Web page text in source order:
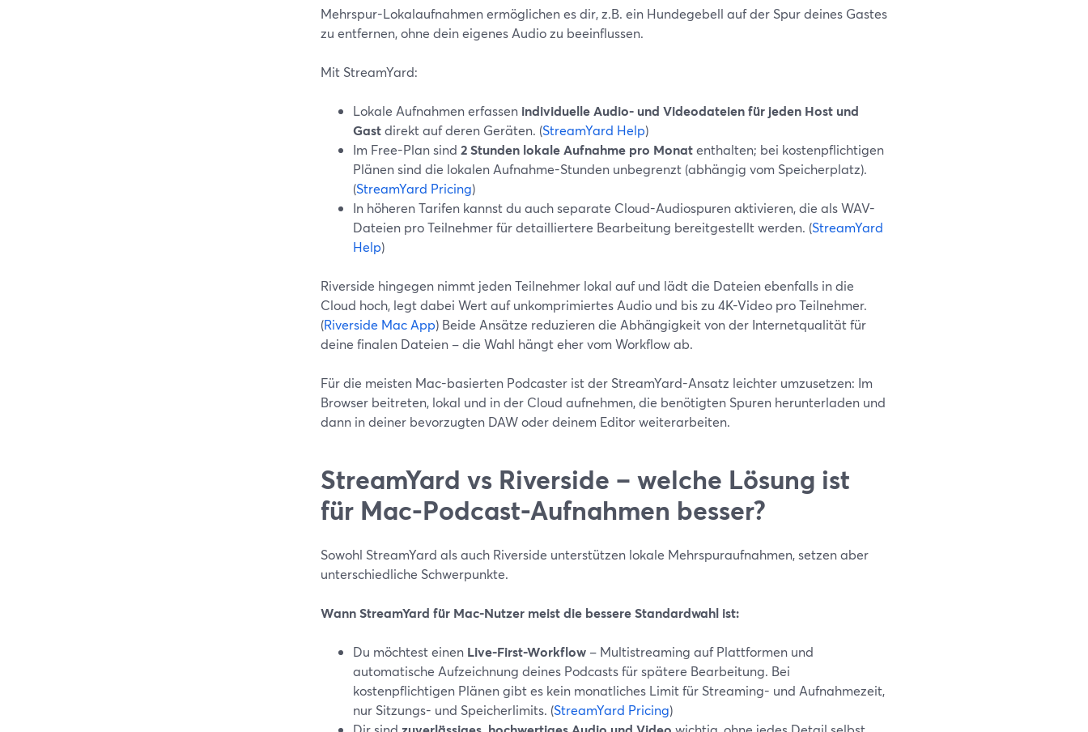
Mehrspur-Lokalaufnahmen ermöglichen es dir, z.B. ein Hundegebell auf der Spur deines Gastes
zu entfernen, ohne dein eigenes Audio zu beeinflussen.
Mit StreamYard:
Lokale Aufnahmen erfassen individuelle Audio- und Videodateien für jeden Host und
Gastdirekt auf deren Geräten. (StreamYard Help)
Im Free-Plan sind 2 Stunden lokale Aufnahme pro Monatenthalten; bei kostenpflichtigen
Plänen sind die lokalen Aufnahme-Stunden unbegrenzt (abhängig vom Speicherplatz).
(StreamYard Pricing)
In höheren Tarifen kannst du auch separate Cloud-Audiospuren aktivieren, die als WAV-
Dateien pro Teilnehmer für detailliertere Bearbeitung bereitgestellt werden. (StreamYard
Help)
Riverside hingegen nimmt jeden Teilnehmer lokal auf und lädt die Dateien ebenfalls in die
Cloud hoch, legt dabei Wert auf unkomprimiertes Audio und bis zu 4K-Video pro Teilnehmer.
(Riverside Mac App) Beide Ansätze reduzieren die Abhängigkeit von der Internetqualität für
deine finalen Dateien – die Wahl hängt eher vom Workflow ab.
Für die meisten Mac-basierten Podcaster ist der StreamYard-Ansatz leichter umzusetzen: Im
Browser beitreten, lokal und in der Cloud aufnehmen, die benötigten Spuren herunterladen und
dann in deiner bevorzugten DAW oder deinem Editor weiterarbeiten.
StreamYard vs Riverside – welche Lösung ist
für Mac-Podcast-Aufnahmen besser?
Sowohl StreamYard als auch Riverside unterstützen lokale Mehrspuraufnahmen, setzen aber
unterschiedliche Schwerpunkte.
Wann StreamYard für Mac-Nutzer meist die bessere Standardwahl ist:
Du möchtest einen Live-First-Workflow – Multistreaming auf Plattformen und
automatische Aufzeichnung deines Podcasts für spätere Bearbeitung. Bei
kostenpflichtigen Plänen gibt es kein monatliches Limit für Streaming- und Aufnahmezeit,
nur Sitzungs- und Speicherlimits. (StreamYard Pricing)